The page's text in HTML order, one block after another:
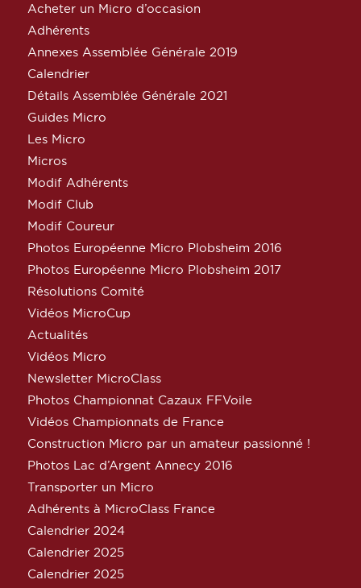
Acheter un Micro d’occasion
Adhérents
Annexes Assemblée Générale 2019
Calendrier
Détails Assemblée Générale 2021
Guides Micro
Les Micro
Micros
Modif Adhérents
Modif Club
Modif Coureur
Photos Européenne Micro Plobsheim 2016
Photos Européenne Micro Plobsheim 2017
Résolutions Comité
Vidéos MicroCup
Actualités
Vidéos Micro
Newsletter MicroClass
Photos Championnat Cazaux FFVoile
Vidéos Championnats de France
Construction Micro par un amateur passionné !
Photos Lac d’Argent Annecy 2016
Transporter un Micro
Adhérents à MicroClass France
Calendrier 2024
Calendrier 2025
Calendrier 2025